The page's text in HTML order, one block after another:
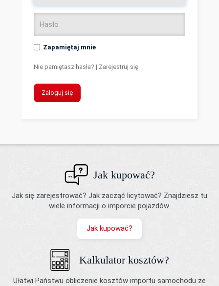
Zapamiętaj mnie
Nie pamiętasz hasła? | Zarejestruj się
Zaloguj się
Jak kupować?
Jak się zarejestrować? Jak zacząć licytować? Znajdziesz tu
wiele informacji o imporcie pojazdów.
Jak kupować?
Kalkulator kosztów?
Ułatwi Państwu obliczenie kosztów importu samochodu ze